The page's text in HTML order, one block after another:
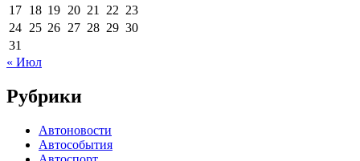
17 18 19 20 21 22 23
24 25 26 27 28 29 30
31
« Июл
Рубрики
Автоновости
Автособытия